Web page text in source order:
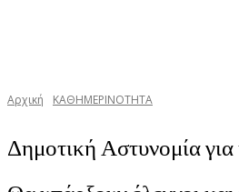
Αρχική ΚΑΘΗΜΕΡΙΝΟΤΗΤΑ
Δημοτική Αστυνομία